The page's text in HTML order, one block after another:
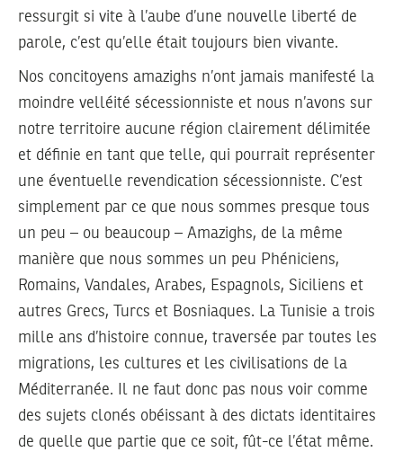
ressurgit si vite à l’aube d’une nouvelle liberté de
parole, c’est qu’elle était toujours bien vivante.
Nos concitoyens amazighs n’ont jamais manifesté la
moindre velléité sécessionniste et nous n’avons sur
notre territoire aucune région clairement délimitée
et définie en tant que telle, qui pourrait représenter
une éventuelle revendication sécessionniste. C’est
simplement par ce que nous sommes presque tous
un peu – ou beaucoup – Amazighs, de la même
manière que nous sommes un peu Phéniciens,
Romains, Vandales, Arabes, Espagnols, Siciliens et
autres Grecs, Turcs et Bosniaques. La Tunisie a trois
mille ans d’histoire connue, traversée par toutes les
migrations, les cultures et les civilisations de la
Méditerranée. Il ne faut donc pas nous voir comme
des sujets clonés obéissant à des dictats identitaires
de quelle que partie que ce soit, fût-ce l’état même.